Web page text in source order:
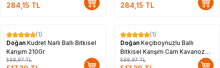
284,15 TL 284,15 TL
%14
(1)
Doğan Kudret Narlı Ballı Bitkisel
Karışım 210Gr
599,97TL
%14
(1)
Doğan Keçiboynuzlu Ballı
Bitkisel Karışım Cam Kavanoz
450 Gr
599,97TL